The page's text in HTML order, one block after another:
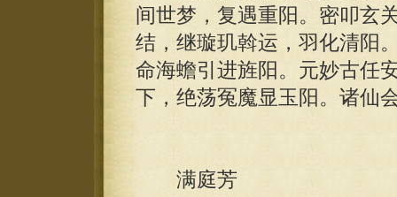
间世梦，复遇重阳。密叩玄
结，继璇玑斡运，羽化清阳
命海蟾引进旌阳。元妙古任
下，绝荡冤魔显玉阳。诸仙
满庭芳